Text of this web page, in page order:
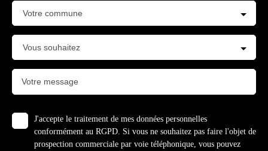
Votre commune
Vous souhaitez
Votre message
J'accepte le traitement de mes données personnelles
conformément au RGPD. Si vous ne souhaitez pas faire l'objet de
prospection commerciale par voie téléphonique, vous pouvez